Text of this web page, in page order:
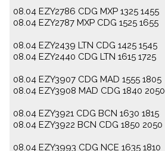
08.04 EZY2786 CDG MXP 1325 1455
08.04 EZY2787 MXP CDG 1525 1655
08.04 EZY2439 LTN CDG 1425 1545
08.04 EZY2440 CDG LTN 1615 1725
08.04 EZY3907 CDG MAD 1555 1805
08.04 EZY3908 MAD CDG 1840 2050
08.04 EZY3921 CDG BCN 1630 1815
08.04 EZY3922 BCN CDG 1850 2050
08.04 EZY3993 CDG NCE 1635 1810